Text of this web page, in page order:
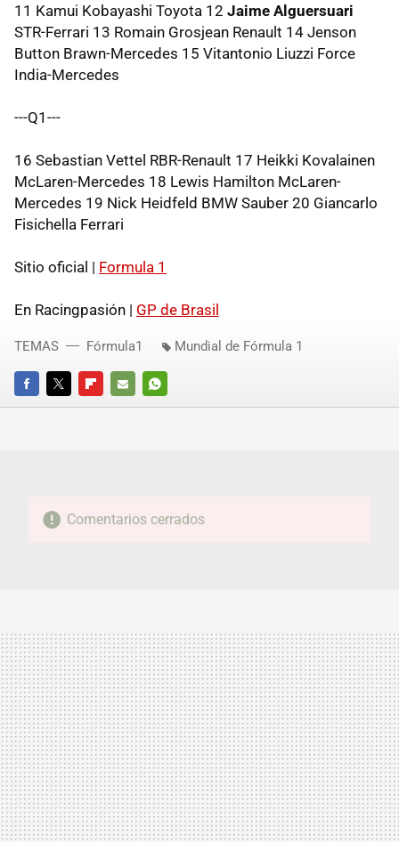
11 Kamui Kobayashi Toyota 12 Jaime Alguersuari
STR-Ferrari 13 Romain Grosjean Renault 14 Jenson
Button Brawn-Mercedes 15 Vitantonio Liuzzi Force
India-Mercedes
---Q1---
16 Sebastian Vettel RBR-Renault 17 Heikki Kovalainen
McLaren-Mercedes 18 Lewis Hamilton McLaren-
Mercedes 19 Nick Heidfeld BMW Sauber 20 Giancarlo
Fisichella Ferrari
Sitio oficial | Formula 1
En Racingpasión | GP de Brasil
FACEBOOKTWITTERFLIPBOARD
E-
WHATSAPP
TEMAS Fórmula1 Mundial de Fórmula 1
Comentarios cerrados